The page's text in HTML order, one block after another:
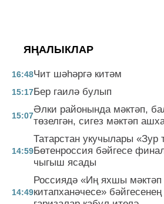
ЯҢАЛЫКЛАР
16:48Чит шәһәргә китәм
15:17Бер гаилә булып
15:07
Әлки районында мәктәп,
төзелгән, сигез мәктәп
14:59
Татарстан укучылары «Зур
Бөтенроссия бәйгесе
чыгыш ясады
14:49
Россиядә «Иң яхшы мәктәп
китапханәчесе»